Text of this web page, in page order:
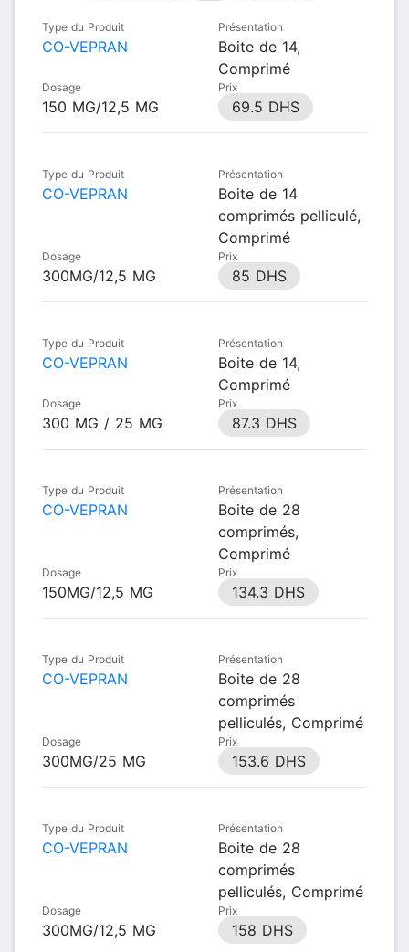
Type du Produit
CO-VEPRAN
Présentation
Boite de 14,
Comprimé
Dosage
150 MG/12,5 MG
Prix
69.5 DHS
Type du Produit
CO-VEPRAN
Présentation
Boite de 14
comprimés pelliculé,
Comprimé
Dosage
300MG/12,5 MG
Prix
85 DHS
Type du Produit
CO-VEPRAN
Présentation
Boite de 14,
Comprimé
Dosage
300 MG / 25 MG
Prix
87.3 DHS
Type du Produit
CO-VEPRAN
Présentation
Boite de 28
comprimés,
Comprimé
Dosage
150MG/12,5 MG
Prix
134.3 DHS
Type du Produit
CO-VEPRAN
Présentation
Boite de 28
comprimés
pelliculés, Comprimé
Dosage
300MG/25 MG
Prix
153.6 DHS
Type du Produit
CO-VEPRAN
Présentation
Boite de 28
comprimés
pelliculés, Comprimé
Dosage
300MG/12,5 MG
Prix
158 DHS